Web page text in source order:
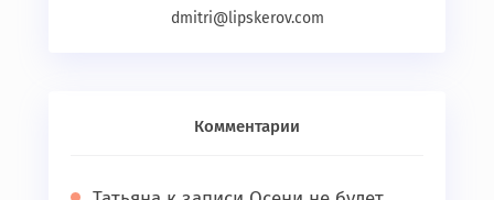
dmitri@lipskerov.com
Комментарии